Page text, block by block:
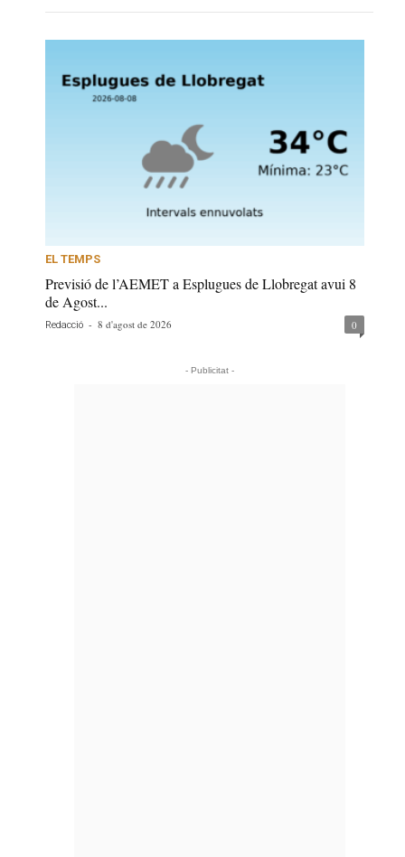
EL TEMPS
Previsió de l’AEMET a Esplugues de Llobregat avui 8
de Agost...
Redacció - 8 d'agost de 2026 0
- Publicitat -